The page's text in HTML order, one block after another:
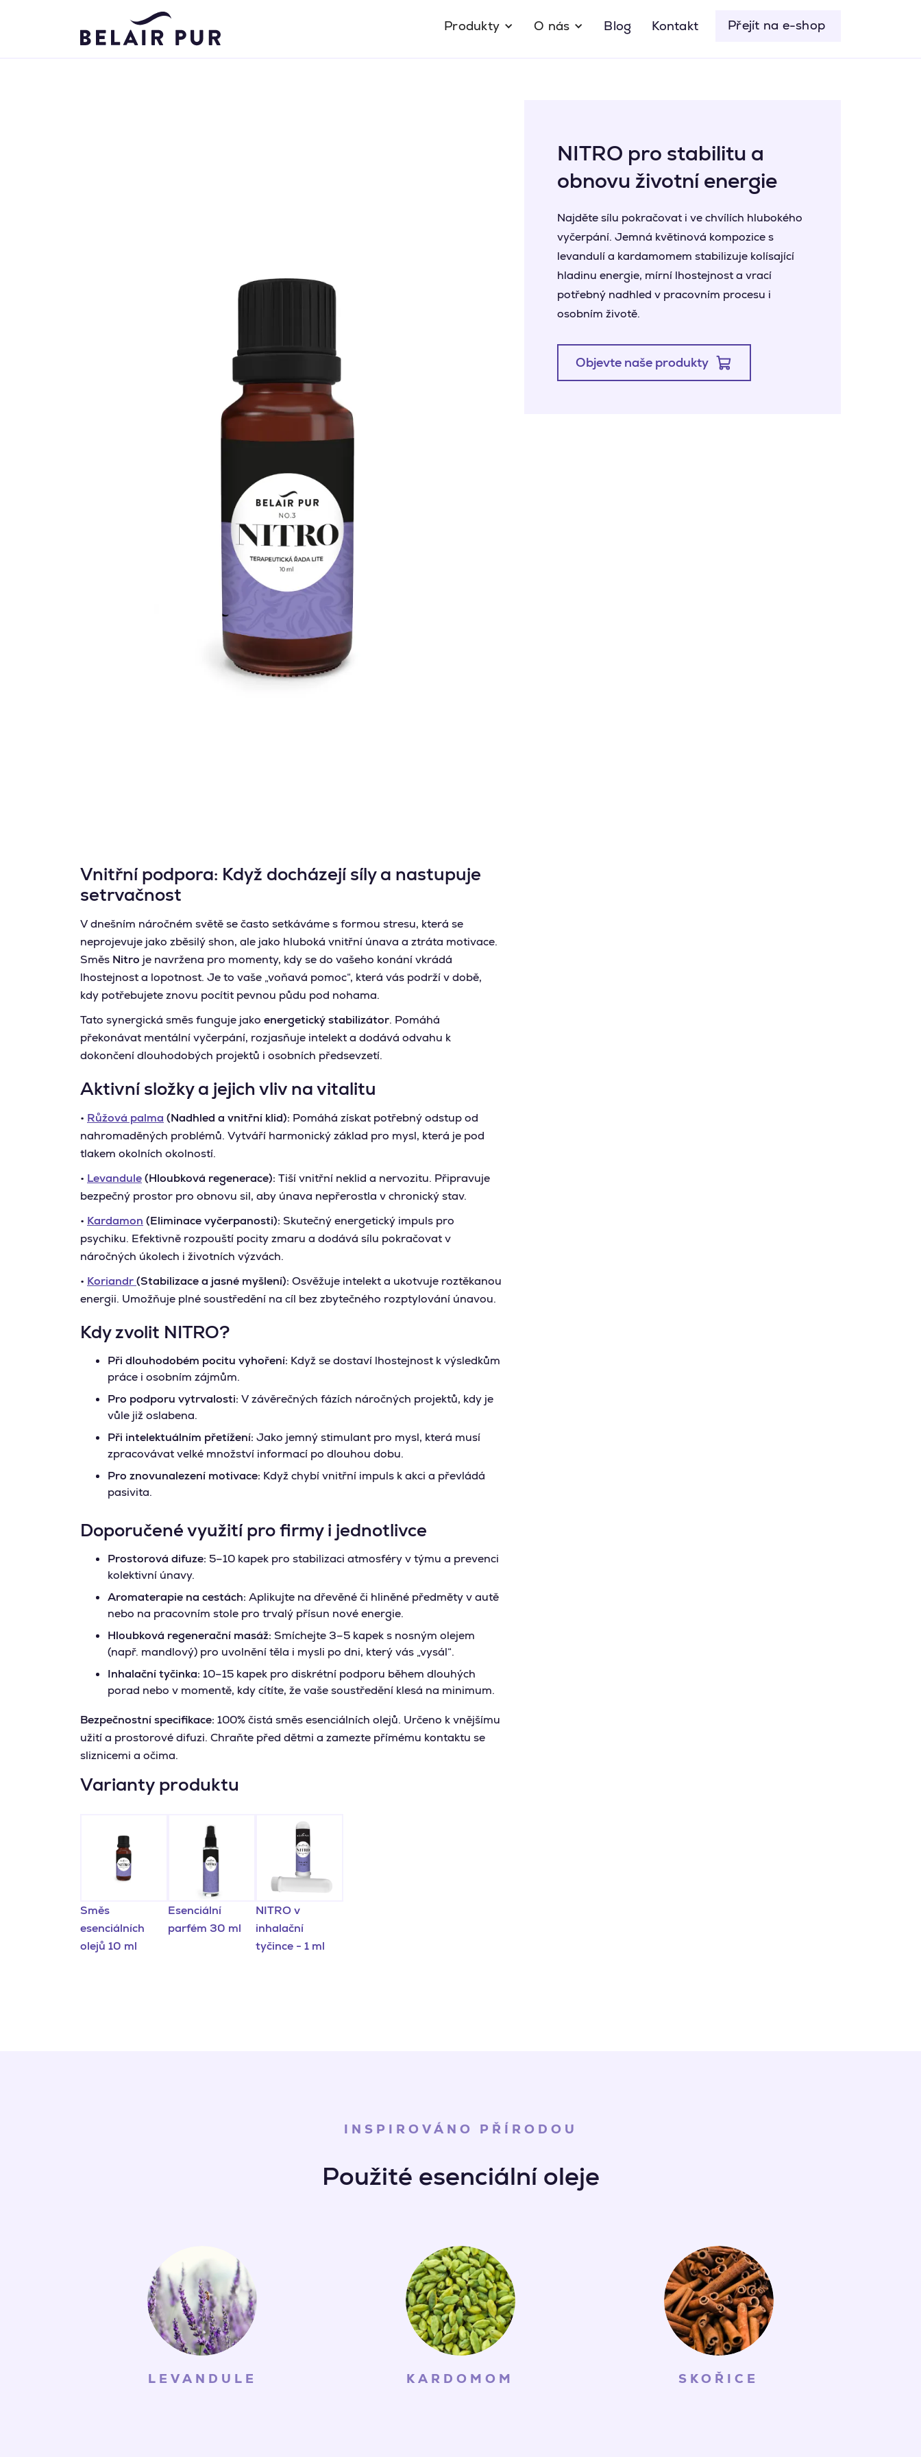
Produkty O nás Blog Kontakt Přejít na e-shop
Vnitřní podpora: Když docházejí síly a nastupuje
setrvačnost
V dnešním náročném světě se často setkáváme s formou stresu, která se
neprojevuje jako zběsilý shon, ale jako hluboká vnitřní únava a ztráta motivace.
Směs Nitro je navržena pro momenty, kdy se do vašeho konání vkrádá
lhostejnost a lopotnost. Je to vaše „voňavá pomoc“, která vás podrží v době,
kdy potřebujete znovu pocítit pevnou půdu pod nohama.
Tato synergická směs funguje jako energetický stabilizátor. Pomáhá
překonávat mentální vyčerpání, rozjasňuje intelekt a dodává odvahu k
dokončení dlouhodobých projektů i osobních předsevzetí.
Aktivní složky a jejich vliv na vitalitu
• Růžová palma (Nadhled a vnitřní klid): Pomáhá získat potřebný odstup od
nahromaděných problémů. Vytváří harmonický základ pro mysl, která je pod
tlakem okolních okolností.
• Levandule(Hloubková regenerace): Tiší vnitřní neklid a nervozitu. Připravuje
bezpečný prostor pro obnovu sil, aby únava nepřerostla v chronický stav.
• Kardamon (Eliminace vyčerpanosti): Skutečný energetický impuls pro
psychiku. Efektivně rozpouští pocity zmaru a dodává sílu pokračovat v
náročných úkolech i životních výzvách.
• Koriandr(Stabilizace a jasné myšlení): Osvěžuje intelekt a ukotvuje roztěkanou
energii. Umožňuje plné soustředění na cíl bez zbytečného rozptylování únavou.
Kdy zvolit NITRO?
Při dlouhodobém pocitu vyhoření: Když se dostaví lhostejnost k výsledkům
práce i osobním zájmům.
Pro podporu vytrvalosti: V závěrečných fázích náročných projektů, kdy je
vůle již oslabena.
Při intelektuálním přetížení: Jako jemný stimulant pro mysl, která musí
zpracovávat velké množství informací po dlouhou dobu.
Pro znovunalezení motivace: Když chybí vnitřní impuls k akci a převládá
pasivita.
Doporučené využití pro firmy i jednotlivce
Prostorová difuze: 5–10 kapek pro stabilizaci atmosféry v týmu a prevenci
kolektivní únavy.
Aromaterapie na cestách: Aplikujte na dřevěné či hliněné předměty v autě
nebo na pracovním stole pro trvalý přísun nové energie.
Hloubková regenerační masáž: Smíchejte 3–5 kapek s nosným olejem
(např. mandlový) pro uvolnění těla i mysli po dni, který vás „vysál“.
Inhalační tyčinka: 10–15 kapek pro diskrétní podporu během dlouhých
porad nebo v momentě, kdy cítíte, že vaše soustředění klesá na minimum.
Bezpečnostní specifikace: 100% čistá směs esenciálních olejů. Určeno k vnějšímu
užití a prostorové difuzi. Chraňte před dětmi a zamezte přímému kontaktu se
sliznicemi a očima.
Varianty produktu
Směs
esenciálních
olejů 10 ml
Esenciální
parfém 30 ml
NITRO v
inhalační
tyčince - 1 ml
NITRO pro stabilitu a
obnovu životní energie
Najděte sílu pokračovat i ve chvílích hlubokého
vyčerpání. Jemná květinová kompozice s
levandulí a kardamomem stabilizuje kolísající
hladinu energie, mírní lhostejnost a vrací
potřebný nadhled v pracovním procesu i
osobním životě.
Objevte naše produkty
INSPIROVÁNO PŘÍRODOU
Použité esenciální oleje
LEVANDULE KARDOMOM SKOŘICE